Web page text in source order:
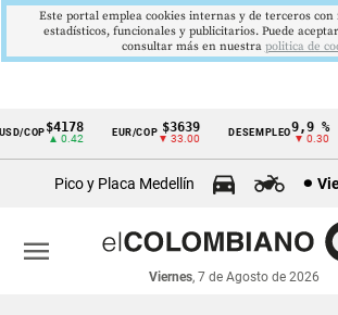
Cintillo
económicos
Colombia
COP$4178
▲ 0.42
EUR/COP $3639
▼ 33.00
DESEMPLEO 9,9 %
▼ 0.30
Pico y Placa Medellín
Viernes, 7 de Agosto de 2026
menu
Este portal emplea cookies internas y de terceros con
estadísticos, funcionales y publicitarios. Puede
consultar más en nuestra politica de